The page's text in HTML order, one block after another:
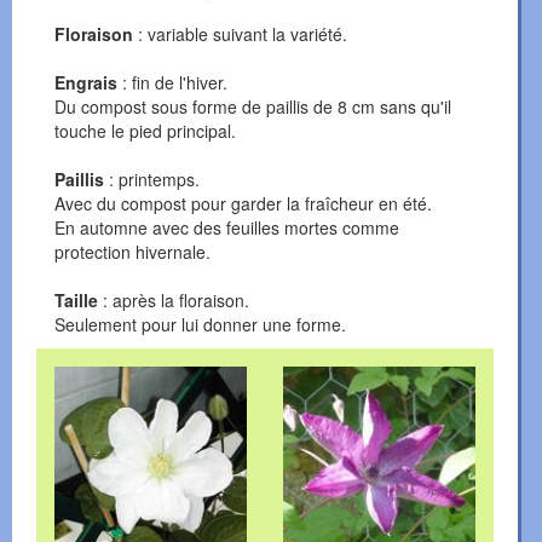
Floraison : variable suivant la variété.
Engrais : fin de l'hiver.
Du compost sous forme de paillis de 8 cm sans qu'il
touche le pied principal.
Paillis : printemps.
Avec du compost pour garder la fraîcheur en été.
En automne avec des feuilles mortes comme
protection hivernale.
Taille : après la floraison.
Seulement pour lui donner une forme.